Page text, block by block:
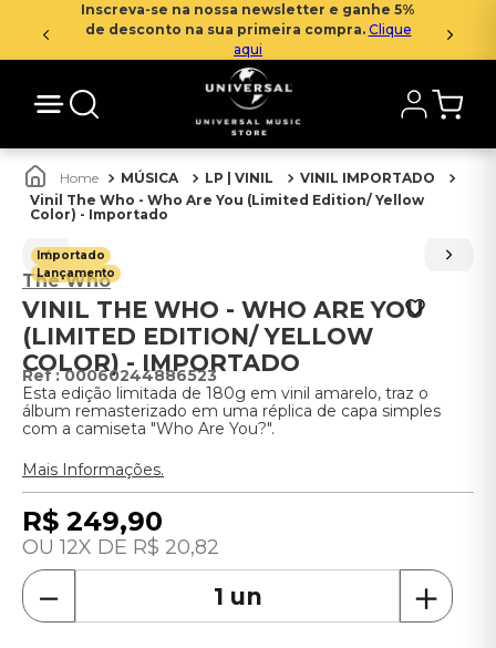
Inscreva-se na nossa newsletter e ganhe 5%
de desconto na sua primeira compra. Clique
aqui
MÚSICA LP | VINIL
VINIL IMPORTADO
Vinil The Who - Who Are You (Limited Edition/ Yellow
Color) - Importado
Importado
Lançamento
The Who
VINIL THE WHO - WHO ARE YOU
(LIMITED EDITION/ YELLOW
COLOR) - IMPORTADO
:00060244886523
Esta edição limitada de 180g em vinil amarelo, traz o
álbum remasterizado em uma réplica de capa simples
com a camiseta "Who Are You?".
Mais Informações.
R$ 249,90
12 R$ 20,82
＋
－